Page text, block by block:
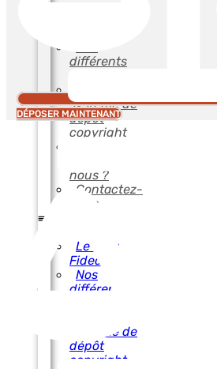
différents
système de
dépôt
copyright
nous ?
Contactez-
nous
Le Blog
Fidealis
Nos
différents
système de
dépôt
copyright
DÉPOSER MAINTENANT